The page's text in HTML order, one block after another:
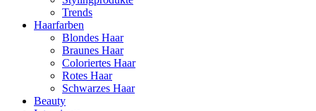
Trends
Haarfarben
Blondes Haar
Braunes Haar
Coloriertes Haar
Rotes Haar
Schwarzes Haar
Beauty